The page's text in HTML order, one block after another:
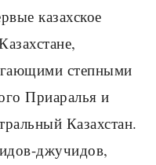
казахское
степными
Приаралья и
Казахстан.
джучидов,